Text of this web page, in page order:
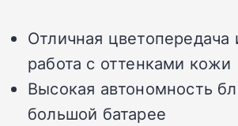
Отличная цветопередача
работа с оттенками кожи
Высокая автономность
большой батарее